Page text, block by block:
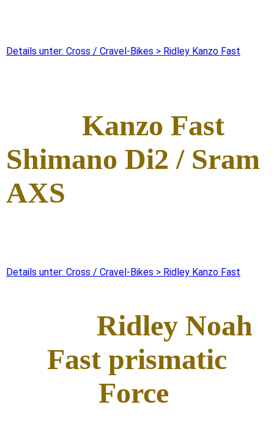
Details unter: Cross / Cravel-Bikes > Ridley Kanzo Fast
Kanzo Fast
Shimano Di2 / Sram
AXS
Details unter: Cross / Cravel-Bikes > Ridley Kanzo Fast
Ridley Noah
Fast prismatic
Force